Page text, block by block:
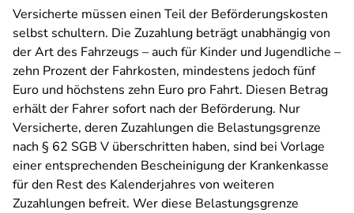
Versicherte müssen einen Teil der Beförderungskosten
selbst schultern. Die Zuzahlung beträgt unabhängig von
der Art des Fahrzeugs – auch für Kinder und Jugendliche –
zehn Prozent der Fahrkosten, mindestens jedoch fünf
Euro und höchstens zehn Euro pro Fahrt. Diesen Betrag
erhält der Fahrer sofort nach der Beförderung. Nur
Versicherte, deren Zuzahlungen die Belastungsgrenze
nach § 62 SGB V überschritten haben, sind bei Vorlage
einer entsprechenden Bescheinigung der Krankenkasse
für den Rest des Kalenderjahres von weiteren
Zuzahlungen befreit. Wer diese Belastungsgrenze